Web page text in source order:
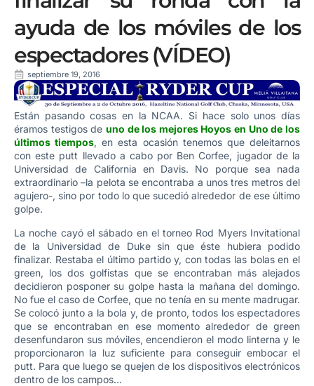
ayuda de los móviles de los
espectadores (VÍDEO)
septiembre 19, 2016
Están pasando cosas en la NCAA. Si hace solo unos días
éramos testigos de uno de los mejores Hoyos en Uno de los
últimos tiempos, en esta ocasión tenemos que deleitarnos
con este putt llevado a cabo por Ben Corfee, jugador de la
Universidad de California en Davis. No porque sea nada
extraordinario –la pelota se encontraba a unos tres metros del
agujero-, sino por todo lo que sucedió alrededor de ese último
golpe.
La noche cayó el sábado en el torneo Rod Myers Invitational
de la Universidad de Duke sin que éste hubiera podido
finalizar. Restaba el último partido y, con todas las bolas en el
green, los dos golfistas que se encontraban más alejados
decidieron posponer su golpe hasta la mañana del domingo.
No fue el caso de Corfee, que no tenía en su mente madrugar.
Se colocó junto a la bola y, de pronto, todos los espectadores
que se encontraban en ese momento alrededor de green
desenfundaron sus móviles, encendieron el modo linterna y le
proporcionaron la luz suficiente para conseguir embocar el
putt. Para que luego se quejen de los dispositivos electrónicos
dentro de los campos…